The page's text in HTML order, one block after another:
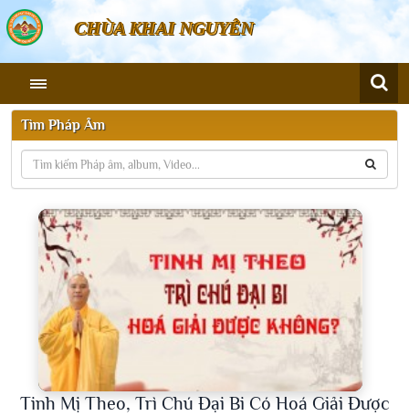
CHÙA KHAI NGUYÊN
Tìm Pháp Âm
Tinh Mị Theo, Trì Chú Đại Bi Có Hoá Giải Được